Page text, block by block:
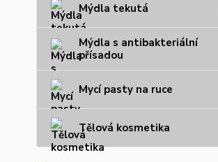
Mýdla tekutá
Mýdla s antibakteriální
přísadou
Mycí pasty na ruce
Tělová kosmetika